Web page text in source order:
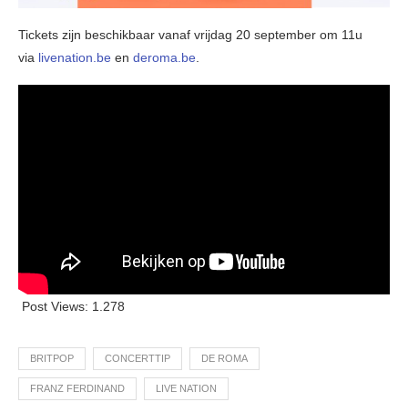
Tickets zijn beschikbaar vanaf vrijdag 20 september om 11u
via livenation.be en deroma.be
Post Views: 1.278
BRITPOP CONCERTTIP DE ROMA
FRANZ FERDINAND LIVE NATION